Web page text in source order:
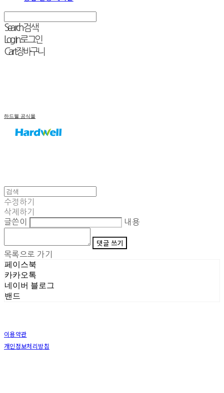
Search검색
Log In로그인
Cart장바구니
하드웰 공식몰
수정하기
삭제하기
글쓴이
내용
댓글 쓰기
목록으로 가기
페이스북
카카오톡
네이버 블로그
밴드
이용약관
개인정보처리방침